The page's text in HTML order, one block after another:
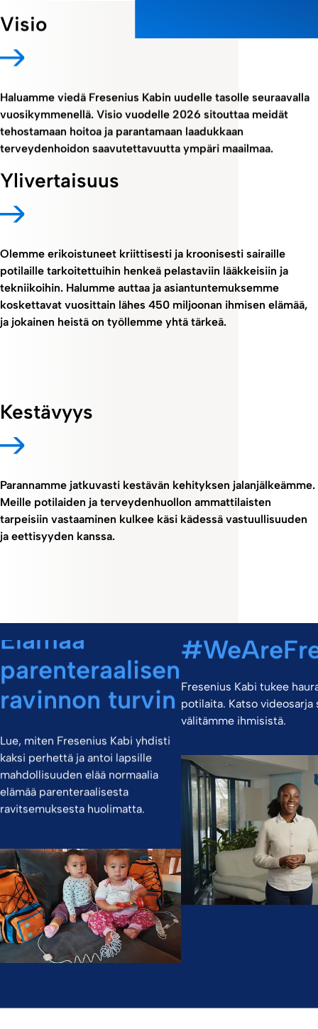
Visio
Haluamme viedä Fresenius Kabin uudelle tasolle seuraavalla
vuosikymmenellä. Visio vuodelle 2026 sitouttaa meidät
tehostamaan hoitoa ja parantamaan laadukkaan
terveydenhoidon saavutettavuutta ympäri maailmaa.
Ylivertaisuus
Olemme erikoistuneet kriittisesti ja kroonisesti sairaille
potilaille tarkoitettuihin henkeä pelastaviin lääkkeisiin ja
tekniikoihin. Halumme auttaa ja asiantuntemuksemme
koskettavat vuosittain lähes 450 miljoonan ihmisen elämää,
ja jokainen heistä on työllemme yhtä tärkeä.
Kestävyys
Parannamme jatkuvasti kestävän kehityksen jalanjälkeämme.
Meille potilaiden ja terveydenhuollon ammattilaisten
tarpeisiin vastaaminen kulkee käsi kädessä vastuullisuuden
ja eettisyyden kanssa.
Elämää
parenteraalisen
ravinnon turvin
Lue, miten Fresenius Kabi yhdisti
kaksi perhettä ja antoi lapsille
mahdollisuuden elää normaalia
elämää parenteraalisesta
ravitsemuksesta huolimatta.
Fresenius Kabi tukee
potilaita. Katso videosarja
välitämme ihmisistä.